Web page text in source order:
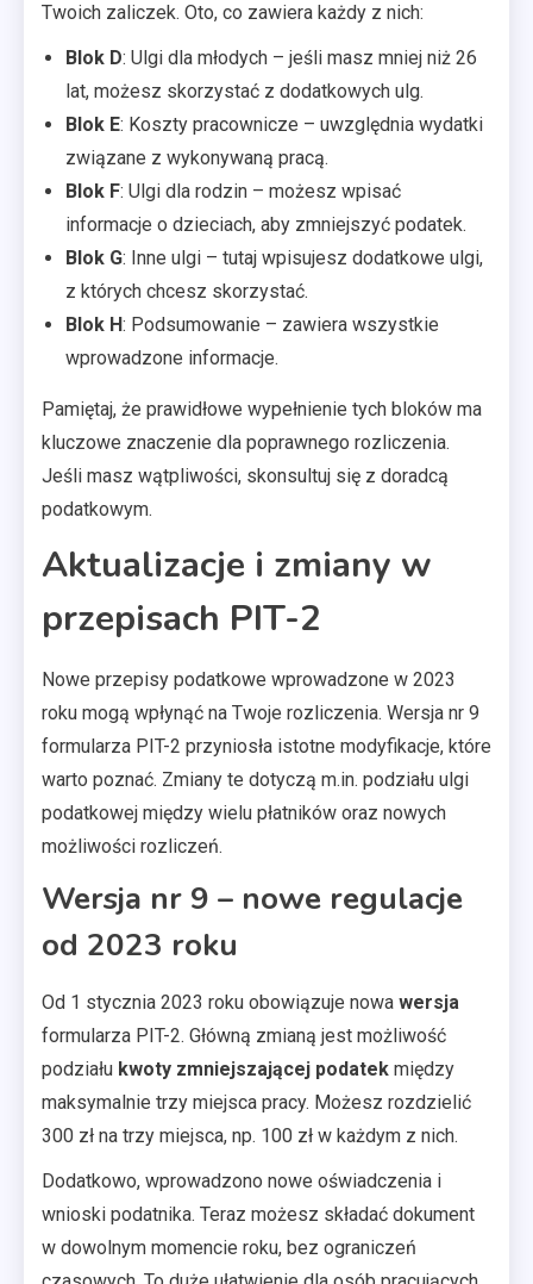
Twoich zaliczek. Oto, co zawiera każdy z nich:
Blok D: Ulgi dla młodych – jeśli masz mniej niż 26
lat, możesz skorzystać z dodatkowych ulg.
Blok E: Koszty pracownicze – uwzględnia wydatki
związane z wykonywaną pracą.
Blok F: Ulgi dla rodzin – możesz wpisać
informacje o dzieciach, aby zmniejszyć podatek.
Blok G: Inne ulgi – tutaj wpisujesz dodatkowe ulgi,
z których chcesz skorzystać.
Blok H: Podsumowanie – zawiera wszystkie
wprowadzone informacje.
Pamiętaj, że prawidłowe wypełnienie tych bloków ma
kluczowe znaczenie dla poprawnego rozliczenia.
Jeśli masz wątpliwości, skonsultuj się z doradcą
podatkowym.
Aktualizacje i zmiany w
przepisach PIT-2
Nowe przepisy podatkowe wprowadzone w 2023
roku mogą wpłynąć na Twoje rozliczenia. Wersja nr 9
formularza PIT-2 przyniosła istotne modyfikacje, które
warto poznać. Zmiany te dotyczą m.in. podziału ulgi
podatkowej między wielu płatników oraz nowych
możliwości rozliczeń.
Wersja nr 9 – nowe regulacje
od 2023 roku
Od 1 stycznia 2023 roku obowiązuje nowa wersja
formularza PIT-2. Główną zmianą jest możliwość
podziału kwoty zmniejszającej podatek między
maksymalnie trzy miejsca pracy. Możesz rozdzielić
300 zł na trzy miejsca, np. 100 zł w każdym z nich.
Dodatkowo, wprowadzono nowe oświadczenia i
wnioski podatnika. Teraz możesz składać dokument
w dowolnym momencie roku, bez ograniczeń